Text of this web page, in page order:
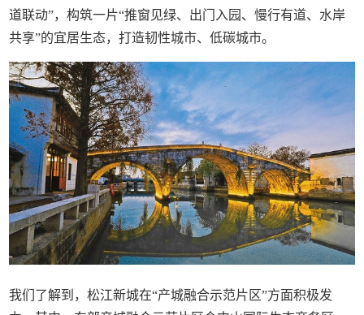
道联动”，构筑一片“推窗见绿、出门入园、慢行有道、水岸
共享”的宜居生态，打造韧性城市、低碳城市。
我们了解到，松江新城在“产城融合示范片区”方面积极发